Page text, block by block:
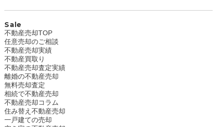
Sale
不動産売却TOP
任意売却のご相談
不動産売却実績
不動産買取り
不動産売却査定実績
離婚の不動産売却
無料売却査定
相続で不動産売却
不動産売却コラム
住み替え不動産売却
一戸建ての売却